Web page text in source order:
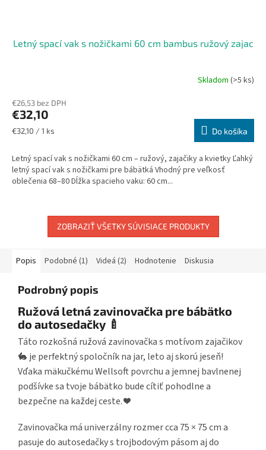
Letný spací vak s nožičkami 60 cm bambus ružový zajac
Skladom (>5 ks)
€26,53 bez DPH
€32,10
Jednotková
€32,10 / 1 ks Do košíka
Letný spací vak s nožičkami 60 cm – ružový, zajačiky a kvietky Ľahký
letný spací vak s nožičkami pre bábätká Vhodný pre veľkosť
oblečenia 68–80 Dĺžka spacieho vaku: 60 cm...
ZOBRAZIŤ VŠETKY SÚVISIACE PRODUKTY
Popis Podobné (1) Videá (2) Hodnotenie Diskusia
Podrobný popis
Ružová letná zavinovačka pre bábätko
do autosedačky 🍼
Táto rozkošná ružová zavinovačka s motívom zajačikov
🐇 je perfektný spoločník na jar, leto aj skorú jeseň!
Vďaka mäkučkému Wellsoft povrchu a jemnej bavlnenej
podšívke sa tvoje bábätko bude cítiť pohodlne a
bezpečne na každej ceste. ❤️
Zavinovačka má univerzálny rozmer cca 75 × 75 cm a
pasuje do autosedačky s trojbodovým pásom aj do